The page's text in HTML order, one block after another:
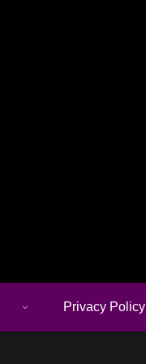
Privacy Policy